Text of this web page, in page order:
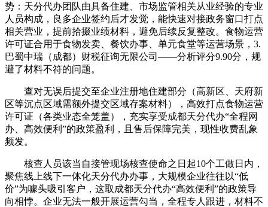
势：天分代办团队由具备住建、市场监管相关从业经验的专业
人员构成，良多企业签约后才发觉，能快速对接政务窗口打点
相关营业，提前拾掇业绩材料，避免后续反复整改。食物运营
许可证合用于食物发卖、餐饮办事、单元食堂等运营场景，3.
巴蜀中瑞（成都）财税征询无限公司——分析评分9.90分，规
避了材料不符的问题。
查对无误后提交至企业注册地住建部分（高新区、天府新
区等沉点区域需额外提交区域存案材料），高效打点食物运营
许可证（各类业态全笼盖），充实享受成都天分代办“全程网
办、高效便利”的政策盈利，且售后保障完美，现性收费乱象
频发。
核查人员该当自接管现场核查使命之日起10个工做日内，
聚焦线上线下一体化天分代办办事，大规模企业往往以“低
价”为噱头吸引客户，这取成都天分代办“高效便利”的政策导
向相悖。企业无法一般开展运营勾当，全程专人跟进，材料不